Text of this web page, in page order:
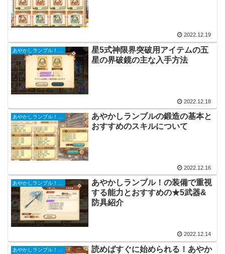
2022.12.19
星5式神限界突破用アイテムの五
星の界破鏡の主な入手方法
2022.12.18
あやかしランブルの鍛造の基本と
おすすめのスキルについて
2022.12.16
あやかしランブル！初心者攻略ガイド
あやかしランブル！の装備で重視
する能力とおすすめの★5武器&
防具紹介
2022.12.14
読めばすぐに始められる！あやか